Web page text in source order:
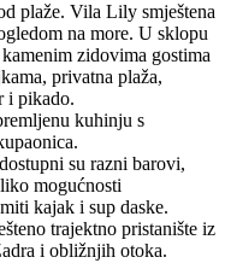
plaže. Vila Lily smještena
na more. U sklopu
zidovima gostima
privatna plaža,
i pikado.
kuhinju s
su razni barovi,
mogućnosti
kajak i sup daske.
trajektno pristanište iz
i obližnjih otoka.